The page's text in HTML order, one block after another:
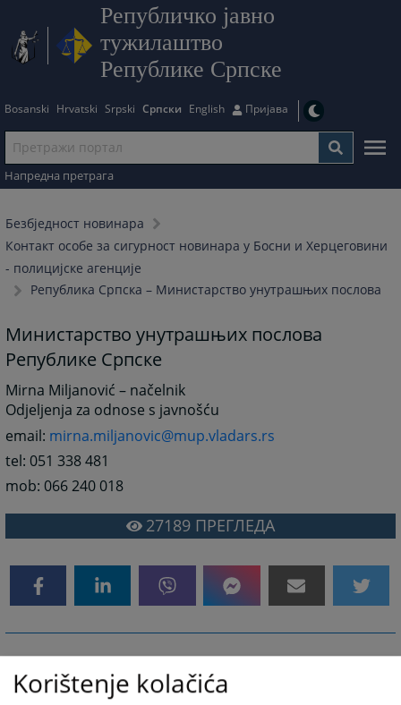
Републичко јавно
тужилаштво
Републике Српске
Bosanski Hrvatski Srpski Српски English Пријава
Напредна претрага
Безбjедност новинара
Контакт особе за сигурност новинара у Босни и Херцеговини
- полицијске агенције
Република Српска – Министарство унутрашњих послова
Министарство унутрашњих послова
Републике Српске
Mirna Miljanović – načelnik
Odjeljenja za odnose s javnošću
email: mirna.miljanovic@mup.vladars.rs
tel: 051 338 481
mob: 066 240 018
27189 ПРЕГЛЕДА
Korištenje kolačića